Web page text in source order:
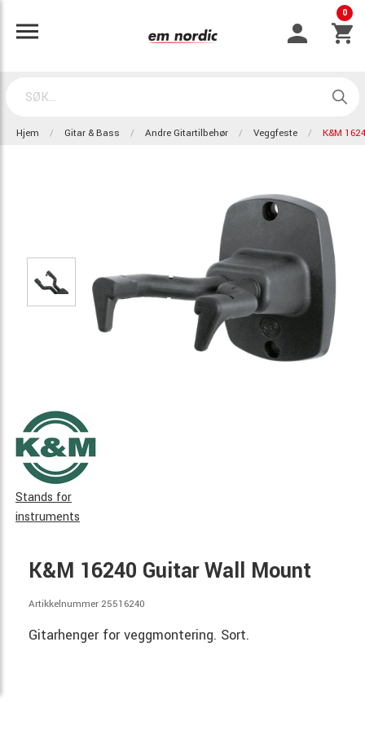
0
Hjem Gitar & Bass Andre Gitartilbehør Veggfeste K&M
Stands for
instruments
K&M 16240 Guitar Wall Mount
Artikkelnummer 25516240
Gitarhenger for veggmontering. Sort.